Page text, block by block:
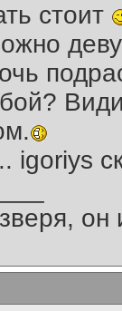
стоит
igoriys
он